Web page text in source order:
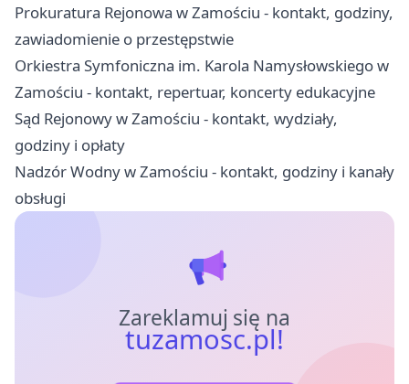
Prokuratura Rejonowa w Zamościu - kontakt, godziny,
zawiadomienie o przestępstwie
Orkiestra Symfoniczna im. Karola Namysłowskiego w
Zamościu - kontakt, repertuar, koncerty edukacyjne
Sąd Rejonowy w Zamościu - kontakt, wydziały,
godziny i opłaty
Nadzór Wodny w Zamościu - kontakt, godziny i kanały
obsługi
Zareklamuj się na
tuzamosc.pl!